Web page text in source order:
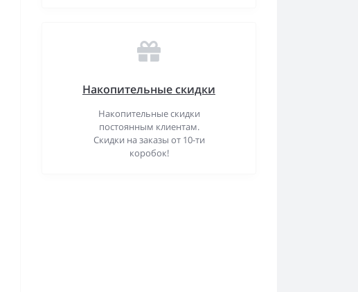
Накопительные скидки
Накопительные скидки
постоянным клиентам.
Скидки на заказы от 10-ти
коробок!